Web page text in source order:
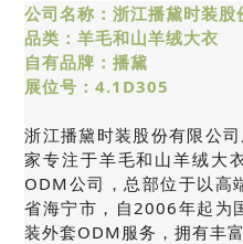
公司名称：浙江播黛时装股
品类：羊毛和山羊绒大衣
自有品牌：播黛
展位号：4.1D305
浙江播黛时装股份有限公
家专注于羊毛和山羊绒大
ODM公司，总部位于以高
省海宁市，自2006年起为
装外套ODM服务，拥有丰